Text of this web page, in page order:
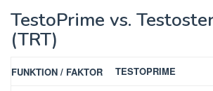
TestoPrime vs.
(TRT)
FUNKTION / FAKTOR TESTOPRIME